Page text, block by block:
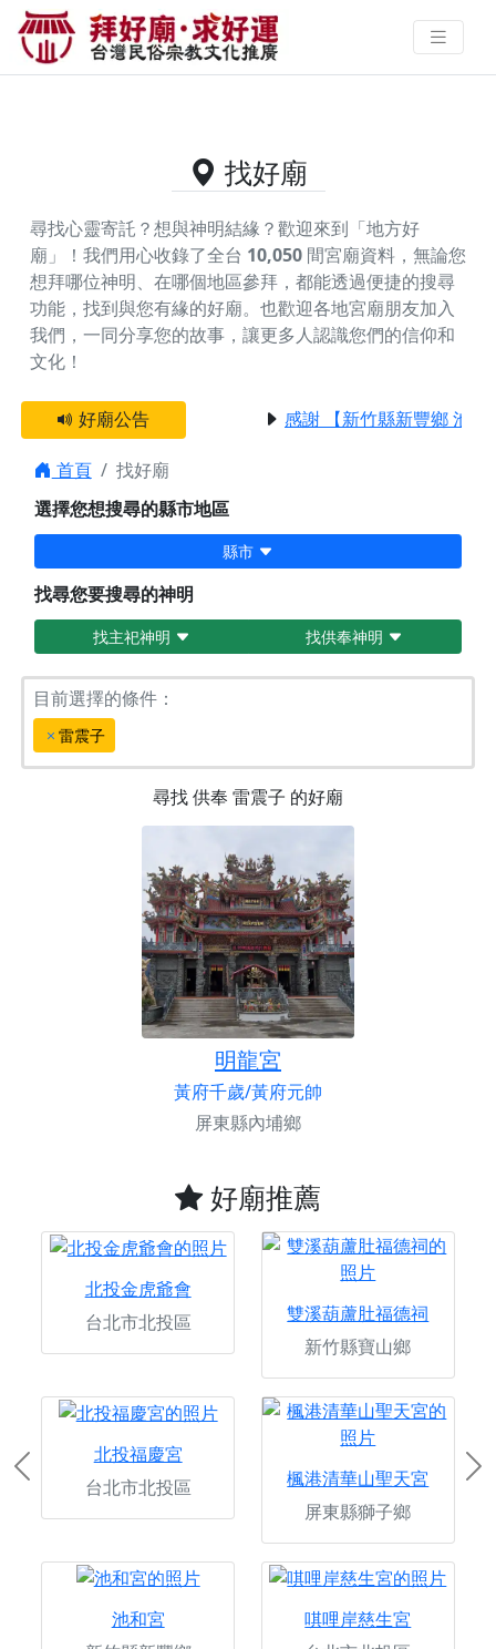
供奉雷震子的好廟資料｜拜好廟求
好運 找到與您有緣的信仰
找好廟
尋找心靈寄託？想與神明結緣？歡迎來到「地方好
廟」！我們用心收錄了全台 10,050 間宮廟資料，無論您
想拜哪位神明、在哪個地區參拜，都能透過便捷的搜尋
功能，找到與您有緣的好廟。 也歡迎各地宮廟朋友加入
我們，一同分享您的故事，讓更多人認識您們的信仰和
文化！
好廟公告 感謝 【新竹縣新豐鄉 池和
首頁
找好廟
選擇您想搜尋的縣市地區
縣市
找尋您要搜尋的神明
找主祀神明 找供奉神明
目前選擇的條件：
雷震子
尋找供奉 雷震子 的好廟
明龍宮
黃府千歲/黃府元帥
屏東縣內埔鄉
好廟推薦
北投金虎爺會
台北市北投區
雙溪葫蘆肚福德祠
新竹縣寶山鄉
北投福慶宮
台北市北投區
楓港清華山聖天宮
屏東縣獅子鄉
池和宮
唭哩岸慈生宮
Previous